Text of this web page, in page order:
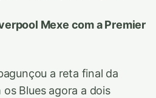
Mexe com a Premier
a reta final da
os Blues agora a dois